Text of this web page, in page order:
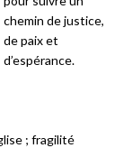
chemin de justice,
de paix et
d’espérance.
; fragilité